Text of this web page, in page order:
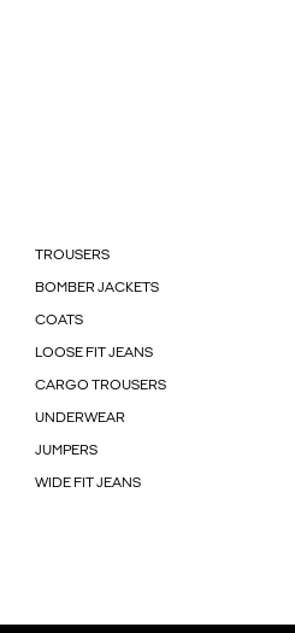
TROUSERS
BOMBER JACKETS
COATS
LOOSE FIT JEANS
CARGO TROUSERS
UNDERWEAR
JUMPERS
WIDE FIT JEANS